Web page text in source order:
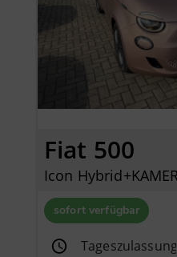
Fiat 500
sofort verfügbar
Tageszulassung